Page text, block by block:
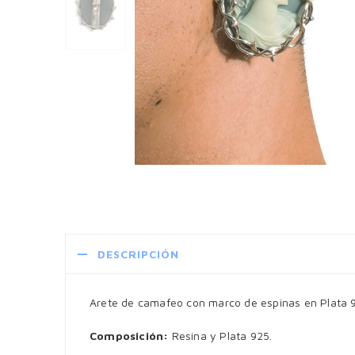
DESCRIPCIÓN
Arete de camafeo con marco de espinas en Plata
Composición: Resina y Plata 925.